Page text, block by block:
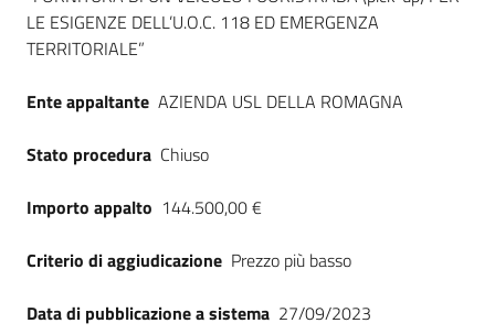
LE ESIGENZE DELL’U.O.C. 118 ED EMERGENZA
TERRITORIALE”
Ente appaltante AZIENDA USL DELLA ROMAGNA
Stato procedura Chiuso
Importo appalto 144.500,00 €
Criterio di aggiudicazione Prezzo più basso
Data di pubblicazione a sistema 27/09/2023